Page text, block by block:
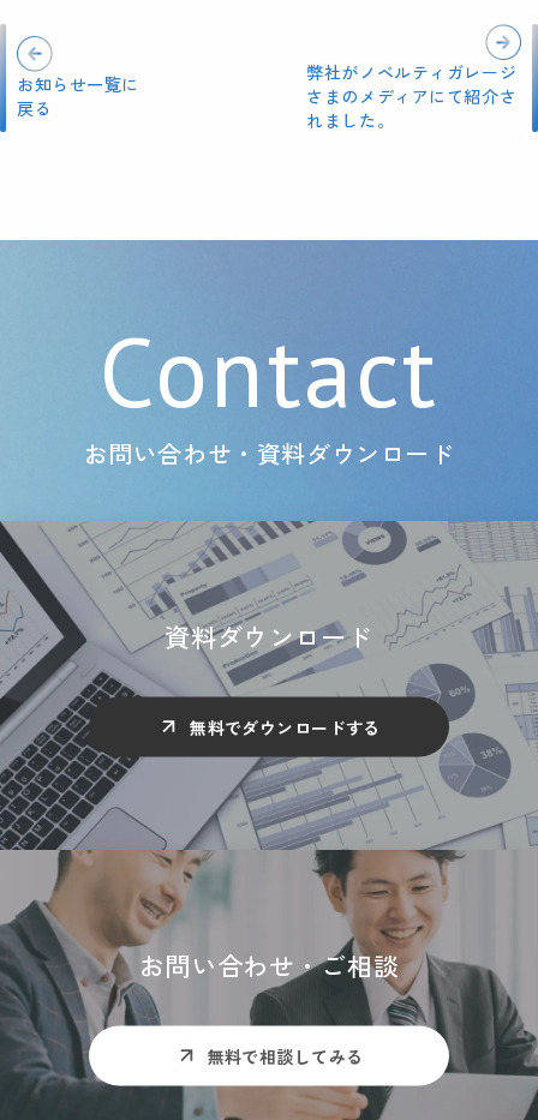
お知らせ一覧に
戻る
弊社がノベルティガレージ
さまのメディアにて紹介さ
れました。
Contact
お問い合わせ・資料ダウンロード
資料ダウンロード
無料でダウンロードする
お問い合わせ・ご相談
無料で相談してみる